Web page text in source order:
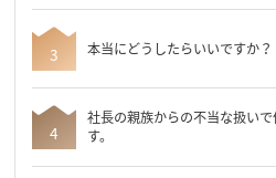
本当にどうしたらいいですか？
社長の親族からの不当な扱い
す。